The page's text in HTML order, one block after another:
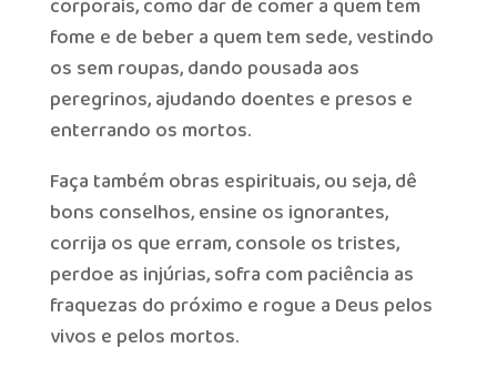
corporais, como dar de comer a quem tem
fome e de beber a quem tem sede, vestindo
os sem roupas, dando pousada aos
peregrinos, ajudando doentes e presos e
enterrando os mortos.
Faça também obras espirituais, ou seja, dê
bons conselhos, ensine os ignorantes,
corrija os que erram, console os tristes,
perdoe as injúrias, sofra com paciência as
fraquezas do próximo e rogue a Deus pelos
vivos e pelos mortos.